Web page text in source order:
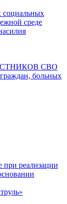
социальных
среде
СВО
больных
реализации